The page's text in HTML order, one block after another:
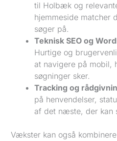
til Holbæk og
hjemmeside matcher
søger på.
Teknisk SEO og
Hurtige og
at navigere på mobil,
søgninger sker.
Tracking og
på henvendelser,
af det næste, der kan
Vækster kan også